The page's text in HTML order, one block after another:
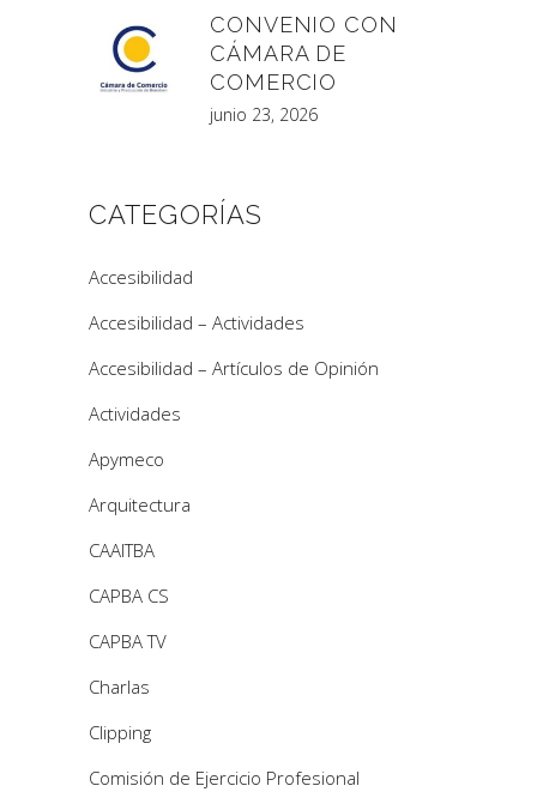
CONVENIO CON
CÁMARA DE
COMERCIO
junio 23, 2026
CATEGORÍAS
Accesibilidad
Accesibilidad – Actividades
Accesibilidad – Artículos de Opinión
Actividades
Apymeco
Arquitectura
CAAITBA
CAPBA CS
CAPBA TV
Charlas
Clipping
Comisión de Ejercicio Profesional